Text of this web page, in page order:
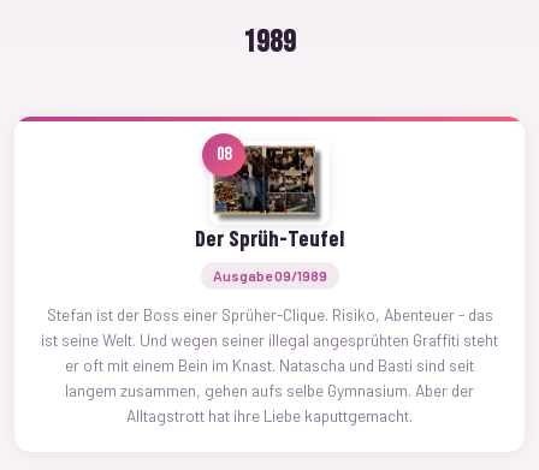
1989
08
Der Sprüh-Teufel
Ausgabe 09/1989
Stefan ist der Boss einer Sprüher-Clique. Risiko, Abenteuer - das
ist seine Welt. Und wegen seiner illegal angesprühten Graffiti steht
er oft mit einem Bein im Knast. Natascha und Basti sind seit
langem zusammen, gehen aufs selbe Gymnasium. Aber der
Alltagstrott hat ihre Liebe kaputtgemacht.